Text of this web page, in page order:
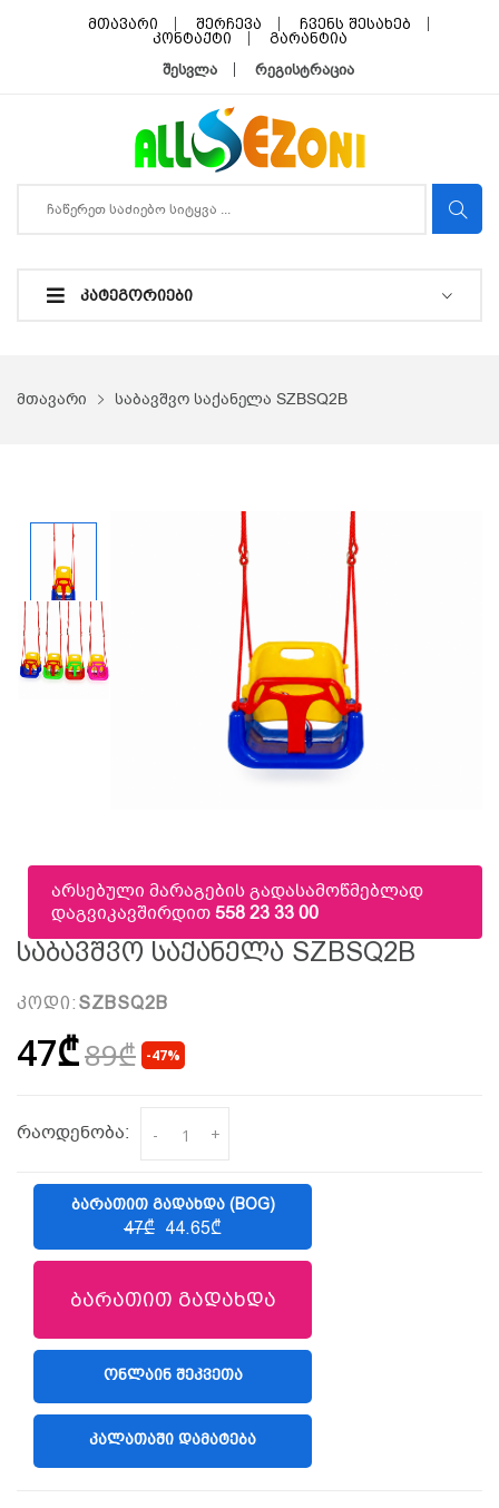
მთავარი შერჩევა
ჩვენს შესახებ
კონტაქტი
გარანტია
შესვლა რეგისტრაცია
ᲙᲐᲢᲔᲒᲝᲠᲘᲔᲑᲘ
მთავარი საბავშვო საქანელა SZBSQ2B
არსებული მარაგების გადასამოწმებლად
დაგვიკავშირდით558 23 33 00
Საბავშვო Საქანელა SZBSQ2B
კოდი: SZBSQ2B
47₾89₾ -47%
რაოდენობა: - +
ᲑᲐᲠᲐᲗᲘᲗ ᲒᲐᲓᲐᲮᲓᲐ (BOG)
47₾ 44.65₾
ბარათით გადახდა
(LIBERTY)
ᲝᲜᲚᲐᲘᲜ ᲨᲔᲙᲕᲔᲗᲐ
ᲙᲐᲚᲐᲗᲐᲨᲘ ᲓᲐᲛᲐᲢᲔᲑᲐ